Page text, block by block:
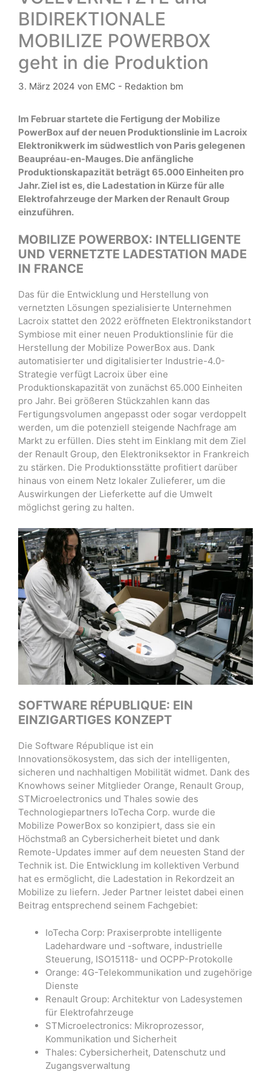
BIDIREKTIONALE
MOBILIZE POWERBOX
geht in die Produktion
3. März 2024 von EMC - Redaktion bm
Im Februar startete die Fertigung der Mobilize
PowerBox auf der neuen Produktionslinie im Lacroix
Elektronikwerk im südwestlich von Paris gelegenen
Beaupréau-en-Mauges. Die anfängliche
Produktionskapazität beträgt 65.000 Einheiten pro
Jahr. Ziel ist es, die Ladestation in Kürze für alle
Elektrofahrzeuge der Marken der Renault Group
einzuführen.
MOBILIZE POWERBOX: INTELLIGENTE
UND VERNETZTE LADESTATION MADE
IN FRANCE
Das für die Entwicklung und Herstellung von
vernetzten Lösungen spezialisierte Unternehmen
Lacroix stattet den 2022 eröffneten Elektronikstandort
Symbiose mit einer neuen Produktionslinie für die
Herstellung der Mobilize PowerBox aus. Dank
automatisierter und digitalisierter Industrie-4.0-
Strategie verfügt Lacroix über eine
Produktionskapazität von zunächst 65.000 Einheiten
pro Jahr. Bei größeren Stückzahlen kann das
Fertigungsvolumen angepasst oder sogar verdoppelt
werden, um die potenziell steigende Nachfrage am
Markt zu erfüllen. Dies steht im Einklang mit dem Ziel
der Renault Group, den Elektroniksektor in Frankreich
zu stärken. Die Produktionsstätte profitiert darüber
hinaus von einem Netz lokaler Zulieferer, um die
Auswirkungen der Lieferkette auf die Umwelt
möglichst gering zu halten.
SOFTWARE RÉPUBLIQUE: EIN
EINZIGARTIGES KONZEPT
Die Software République ist ein
Innovationsökosystem, das sich der intelligenten,
sicheren und nachhaltigen Mobilität widmet. Dank des
Knowhows seiner Mitglieder Orange, Renault Group,
STMicroelectronics und Thales sowie des
Technologiepartners IoTecha Corp. wurde die
Mobilize PowerBox so konzipiert, dass sie ein
Höchstmaß an Cybersicherheit bietet und dank
Remote-Updates immer auf dem neuesten Stand der
Technik ist. Die Entwicklung im kollektiven Verbund
hat es ermöglicht, die Ladestation in Rekordzeit an
Mobilize zu liefern. Jeder Partner leistet dabei einen
Beitrag entsprechend seinem Fachgebiet:
IoTecha Corp: Praxiserprobte intelligente
Ladehardware und -software, industrielle
Steuerung, ISO15118- und OCPP-Protokolle
Orange: 4G-Telekommunikation und zugehörige
Dienste
Renault Group: Architektur von Ladesystemen
für Elektrofahrzeuge
STMicroelectronics: Mikroprozessor,
Kommunikation und Sicherheit
Thales: Cybersicherheit, Datenschutz und
Zugangsverwaltung